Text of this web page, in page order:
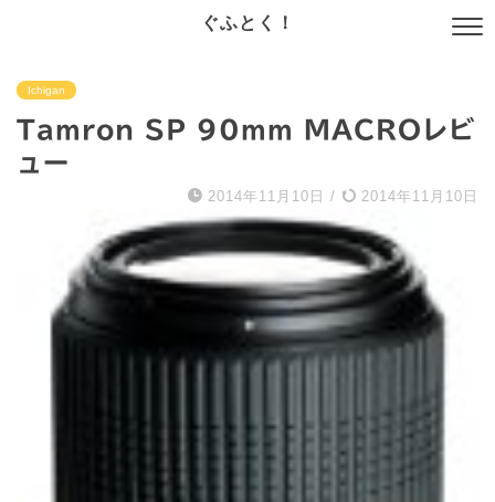
ぐふとく！
Ichigan
Tamron SP 90mm MACROレビ
ュー
2014年11月10日 / 2014年11月10日